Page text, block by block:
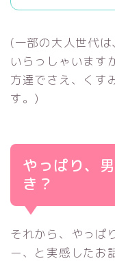
(一部の大人世代
いらっしゃいます
方達でさえ、くす
す。)
やっぱり、
き？
それから、やっぱ
ー、と実感したお